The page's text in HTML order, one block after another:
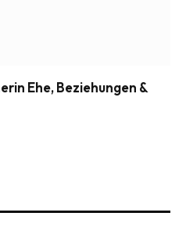
Ehe, Beziehungen &